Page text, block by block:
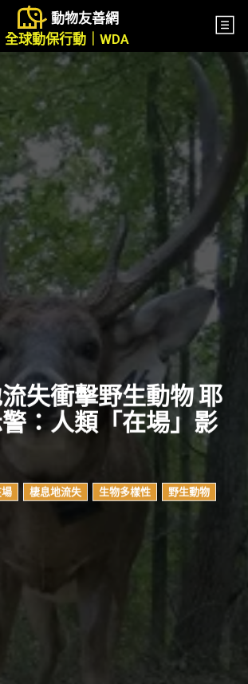
動物友善網
全球動保行動｜WDA
失衝擊野生動物 耶
：人類「在場」影
棲息地流失 生物多樣性 野生動物